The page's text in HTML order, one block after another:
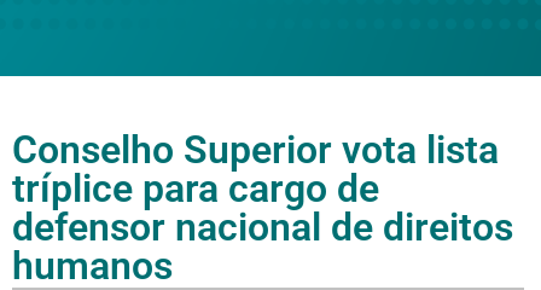
Conselho Superior vota lista
tríplice para cargo de
defensor nacional de direitos
humanos